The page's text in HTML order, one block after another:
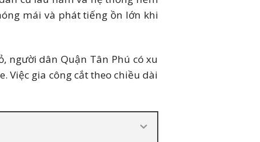
mái và phát tiếng ồn lớn khi
người dân Quận Tân Phú có xu
Việc gia công cắt theo chiều dài